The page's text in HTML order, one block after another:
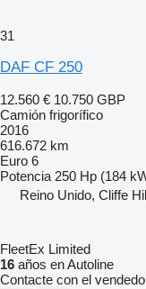
31
DAF CF 250
12.560 € 10.750 GBP
Camión frigorífico
2016
616.672 km
Euro 6
Potencia 250 Hp (184
Reino Unido, Cliffe
FleetEx Limited
16 años en Autoline
Contacte con el